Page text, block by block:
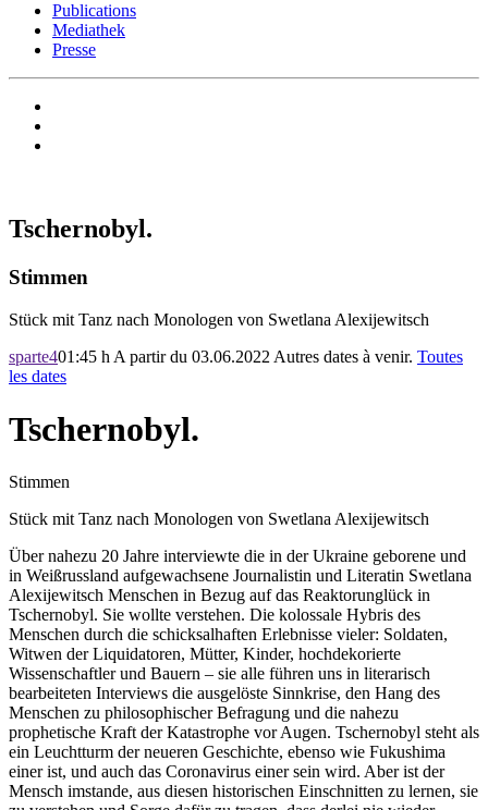
Publications
Mediathek
Presse
Tschernobyl.
Stimmen
Stück mit Tanz nach Monologen von Swetlana Alexijewitsch
sparte401:45 h A partir du 03.06.2022 Autres dates à venir. Toutes
les dates
Tschernobyl.
Stimmen
Stück mit Tanz nach Monologen von Swetlana Alexijewitsch
Über nahezu 20 Jahre interviewte die in der Ukraine geborene und
in Weißrussland aufgewachsene Journalistin und Literatin Swetlana
Alexijewitsch Menschen in Bezug auf das Reaktorunglück in
Tschernobyl. Sie wollte verstehen. Die kolossale Hybris des
Menschen durch die schicksalhaften Erlebnisse vieler: Soldaten,
Witwen der Liquidatoren, Mütter, Kinder, hochdekorierte
Wissenschaftler und Bauern – sie alle führen uns in literarisch
bearbeiteten Interviews die ausgelöste Sinnkrise, den Hang des
Menschen zu philosophischer Befragung und die nahezu
prophetische Kraft der Katastrophe vor Augen. Tschernobyl steht als
ein Leuchtturm der neueren Geschichte, ebenso wie Fukushima
einer ist, und auch das Coronavirus einer sein wird. Aber ist der
Mensch imstande, aus diesen historischen Einschnitten zu lernen, sie